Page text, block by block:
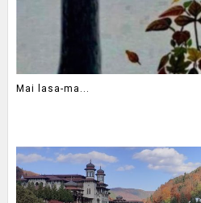
Mai lasa-ma...